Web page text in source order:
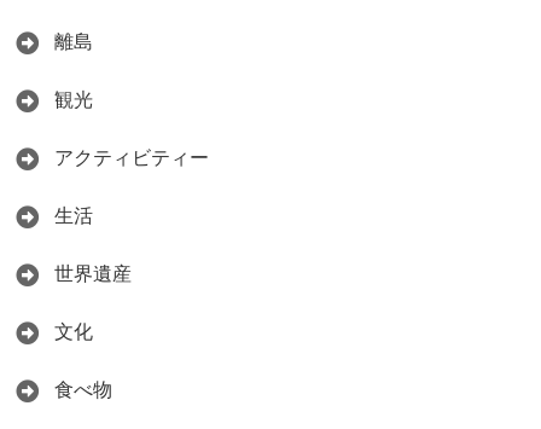
離島
観光
アクティビティー
生活
世界遺産
文化
食べ物